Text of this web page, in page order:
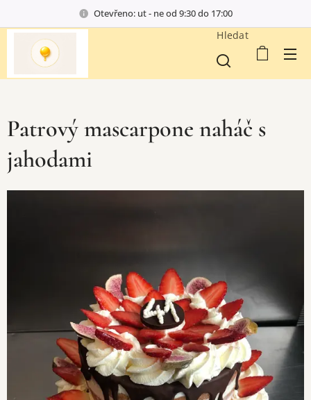
Otevřeno: ut - ne od 9:30 do 17:00
Hledat
Patrový mascarpone naháč s
jahodami